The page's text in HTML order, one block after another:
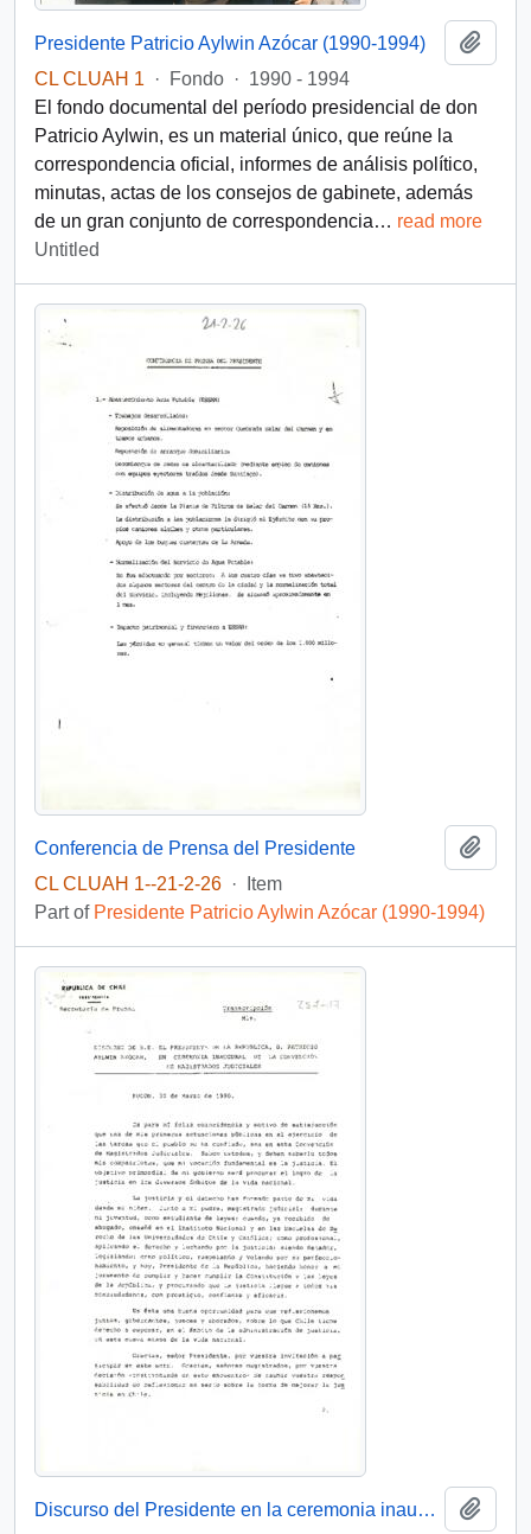
Presidente Patricio Aylwin Azócar (1990-1994)
CL CLUAH 1
· Fondo · 1990 - 1994
El fondo documental del período presidencial de don
Patricio Aylwin, es un material único, que reúne la
correspondencia oficial, informes de análisis político,
minutas, actas de los consejos de gabinete, además
de un gran conjunto de correspondencia… read more
Untitled
Conferencia de Prensa del Presidente
CL CLUAH 1--21-2-26 ·
Item
Part of Presidente Patricio Aylwin Azócar (1990-1994)
Discurso del Presidente en la ceremonia inaugural de la convencion de Magistrados Judiciales